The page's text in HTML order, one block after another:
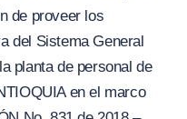
de proveer los
del Sistema General
planta de personal de
en el marco